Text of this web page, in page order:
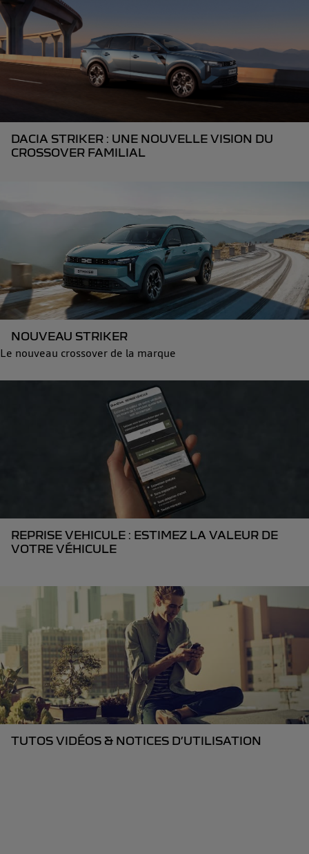
DACIA STRIKER : UNE NOUVELLE VISION DU
CROSSOVER FAMILIAL
NOUVEAU STRIKER
Le nouveau crossover de la marque
REPRISE VEHICULE : ESTIMEZ LA VALEUR DE
VOTRE VÉHICULE
TUTOS VIDÉOS & NOTICES D’UTILISATION